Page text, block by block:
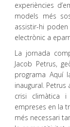
experiències
models més
assistir-hi poden
electrònic a
La jornada
Jacob Petrus,
programa Aquí
inaugural.
crisi climàtica
empreses en la
més necessari